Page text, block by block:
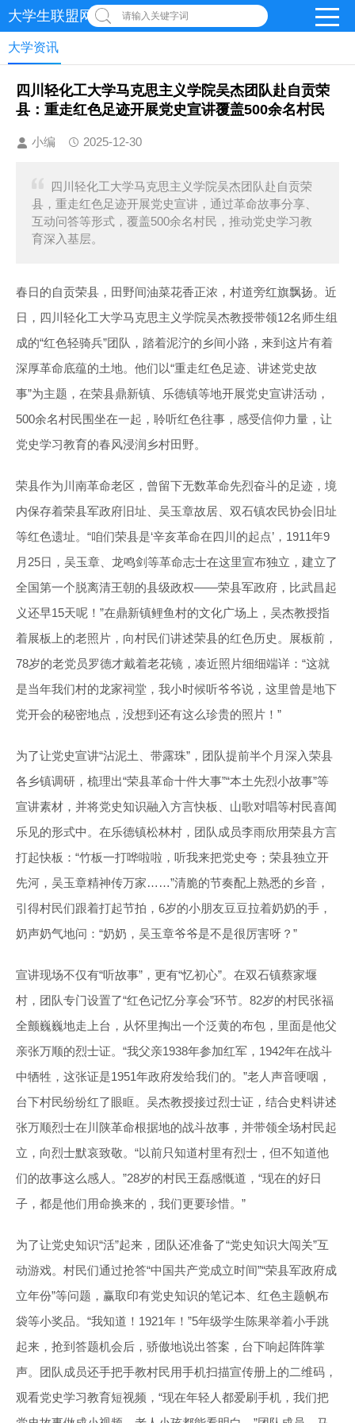
大学生联盟网-首页请输入关键字词
大学资讯
四川轻化工大学马克思主义学院吴杰团队赴自贡荣
县：重走红色足迹开展党史宣讲覆盖500余名村民
小编 2025-12-30
四川轻化工大学马克思主义学院吴杰团队赴自贡荣
县，重走红色足迹开展党史宣讲，通过革命故事分享、
互动问答等形式，覆盖500余名村民，推动党史学习教
育深入基层。
春日的自贡荣县，田野间油菜花香正浓，村道旁红旗飘扬。近
日，四川轻化工大学马克思主义学院吴杰教授带领12名师生组
成的“红色轻骑兵”团队，踏着泥泞的乡间小路，来到这片有着
深厚革命底蕴的土地。他们以“重走红色足迹、讲述党史故
事”为主题，在荣县鼎新镇、乐德镇等地开展党史宣讲活动，
500余名村民围坐在一起，聆听红色往事，感受信仰力量，让
党史学习教育的春风浸润乡村田野。
荣县作为川南革命老区，曾留下无数革命先烈奋斗的足迹，境
内保存着荣县军政府旧址、吴玉章故居、双石镇农民协会旧址
等红色遗址。“咱们荣县是‘辛亥革命在四川的起点’，1911年9
月25日，吴玉章、龙鸣剑等革命志士在这里宣布独立，建立了
全国第一个脱离清王朝的县级政权——荣县军政府，比武昌起
义还早15天呢！”在鼎新镇鲤鱼村的文化广场上，吴杰教授指
着展板上的老照片，向村民们讲述荣县的红色历史。展板前，
78岁的老党员罗德才戴着老花镜，凑近照片细细端详：“这就
是当年我们村的龙家祠堂，我小时候听爷爷说，这里曾是地下
党开会的秘密地点，没想到还有这么珍贵的照片！”
为了让党史宣讲“沾泥土、带露珠”，团队提前半个月深入荣县
各乡镇调研，梳理出“荣县革命十件大事”“本土先烈小故事”等
宣讲素材，并将党史知识融入方言快板、山歌对唱等村民喜闻
乐见的形式中。在乐德镇松林村，团队成员李雨欣用荣县方言
打起快板：“竹板一打哗啦啦，听我来把党史夸；荣县独立开
先河，吴玉章精神传万家……”清脆的节奏配上熟悉的乡音，
引得村民们跟着打起节拍，6岁的小朋友豆豆拉着奶奶的手，
奶声奶气地问：“奶奶，吴玉章爷爷是不是很厉害呀？”
宣讲现场不仅有“听故事”，更有“忆初心”。在双石镇蔡家堰
村，团队专门设置了“红色记忆分享会”环节。82岁的村民张福
全颤巍巍地走上台，从怀里掏出一个泛黄的布包，里面是他父
亲张万顺的烈士证。“我父亲1938年参加红军，1942年在战斗
中牺牲，这张证是1951年政府发给我们的。”老人声音哽咽，
台下村民纷纷红了眼眶。吴杰教授接过烈士证，结合史料讲述
张万顺烈士在川陕革命根据地的战斗故事，并带领全场村民起
立，向烈士默哀致敬。“以前只知道村里有烈士，但不知道他
们的故事这么感人。”28岁的村民王磊感慨道，“现在的好日
子，都是他们用命换来的，我们更要珍惜。”
为了让党史知识“活”起来，团队还准备了“党史知识大闯关”互
动游戏。村民们通过抢答“中国共产党成立时间”“荣县军政府成
立年份”等问题，赢取印有党史知识的笔记本、红色主题帆布
袋等小奖品。“我知道！1921年！”5年级学生陈果举着小手跳
起来，抢到答题机会后，骄傲地说出答案，台下响起阵阵掌
声。团队成员还手把手教村民用手机扫描宣传册上的二维码，
观看党史学习教育短视频，“现在年轻人都爱刷手机，我们把